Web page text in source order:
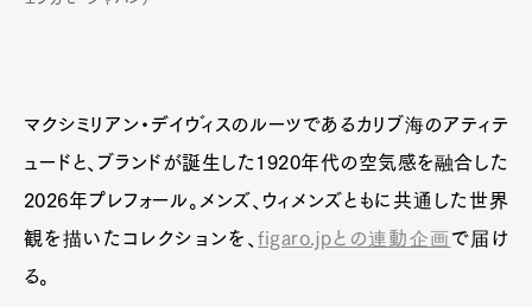
マクシミリアン・デイヴィスのルーツであるカリブ海のアティテ
ュードと、ブランドが誕生した1920年代の空気感を融合した
2026年プレフォール。メンズ、ウィメンズともに共通した世界
観を描いたコレクションを、figaro.jpとの連動企画で届け
る。